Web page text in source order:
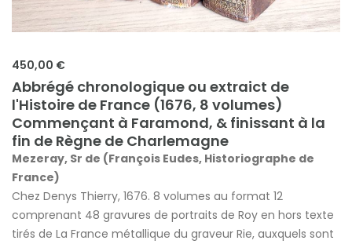
450,00 €
Abbrégé chronologique ou extraict de
l'Histoire de France (1676, 8 volumes)
Commençant à Faramond, & finissant à la
fin de Règne de Charlemagne
Mezeray, Sr de (François Eudes, Historiographe de
France)
Chez Denys Thierry, 1676. 8 volumes au format 12
comprenant 48 gravures de portraits de Roy en hors texte
tirés de La France métallique du graveur Rie, auxquels sont